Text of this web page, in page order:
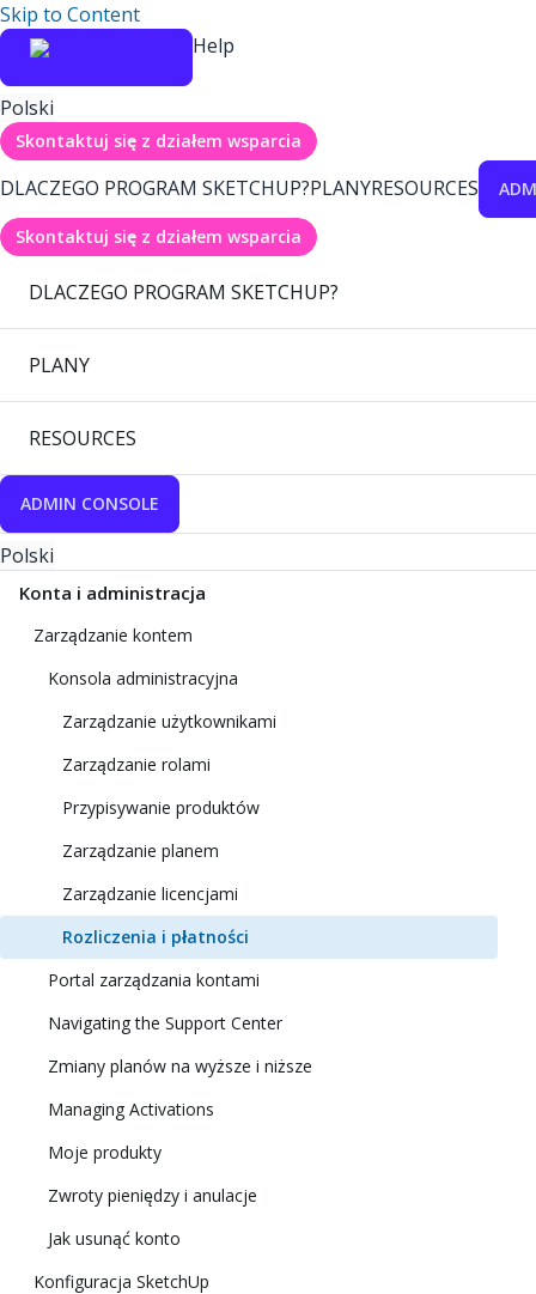
Skip to Content
Help
Polski
Skontaktuj się z działem wsparcia
DLACZEGO PROGRAM SKETCHUP?PLANYRESOURCES
Skontaktuj się z działem wsparcia
DLACZEGO PROGRAM SKETCHUP?
PLANY
RESOURCES
ADMIN CONSOLE
Polski
Konta i administracja
Zarządzanie kontem
Konsola administracyjna
Zarządzanie użytkownikami
Zarządzanie rolami
Przypisywanie produktów
Zarządzanie planem
Zarządzanie licencjami
Rozliczenia i płatności
Portal zarządzania kontami
Navigating the Support Center
Zmiany planów na wyższe i niższe
Managing Activations
Moje produkty
Zwroty pieniędzy i anulacje
Jak usunąć konto
Konfiguracja SketchUp